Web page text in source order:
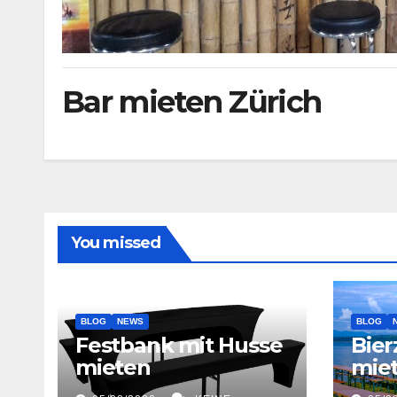
Bar mieten Zürich
You missed
BLOG NEWS
Festbank mit Husse
mieten
BLOG